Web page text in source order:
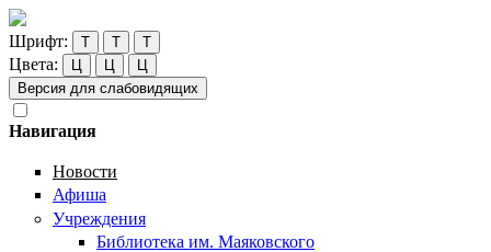
Шрифт: Т Т Т
Цвета: Ц Ц
Ц
Версия для слабовидящих
Навигация
Новости
Афиша
Учреждения
Библиотека им. Маяковского